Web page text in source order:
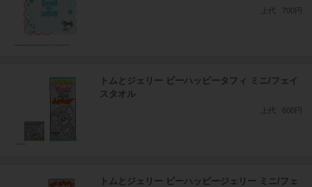
上代 700円
トムとジェリー ビーハッピータフィ ミニ/フェイ
スタオル
上代 600円
トムとジェリー ビーハッピージェリー ミニ/フェ